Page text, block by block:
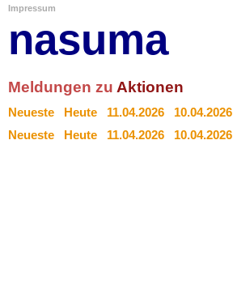
Impressum
nasuma
Meldungen zu Aktionen
Neueste Heute 11.04.2026 10.04.2026
Neueste
Heute 11.04.2026 10.04.2026